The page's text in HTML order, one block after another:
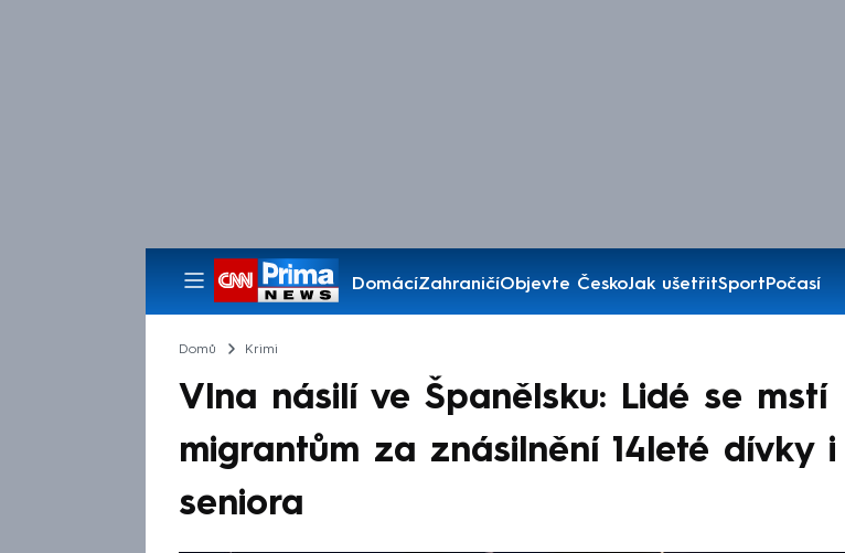
DomácíZahraničíObjevte ČeskoJak ušetřitSportPočasí
Pořady
Domů Krimi
Vlna násilí ve Španělsku: Lidé se mstí
migrantům za znásilnění 14leté dívky
seniora